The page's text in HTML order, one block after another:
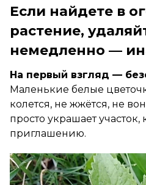
Если найдете в
растение,
немедленно —
На первый взгляд —
Маленькие белые
колется, не жжётся, не
просто украшает
приглашению.